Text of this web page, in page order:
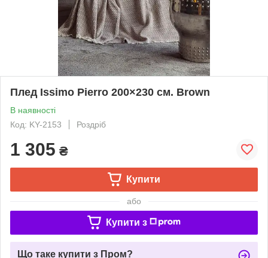
Плед Issimo Pierro 200×230 см. Brown
В наявності
Код: KY-2153
Роздріб
1 305 ₴
Купити
або
Купити з
Що таке купити з Пром?